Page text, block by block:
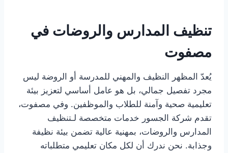
تنظيف المدارس والروضات في
مصفوت
يُعدّ المظهر النظيف والمهني للمدرسة أو الروضة ليس
مجرد تفصيل جمالي، بل هو عامل أساسي لتعزيز بيئة
تعليمية صحية وآمنة للطلاب والموظفين. وفي مصفوت،
تقدم شركة الجسور خدمات متخصصة لـتنظيف
المدارس والروضات، بمهنية عالية تضمن بيئة نظيفة
وجذابة. نحن ندرك أن لكل مكان تعليمي متطلباته